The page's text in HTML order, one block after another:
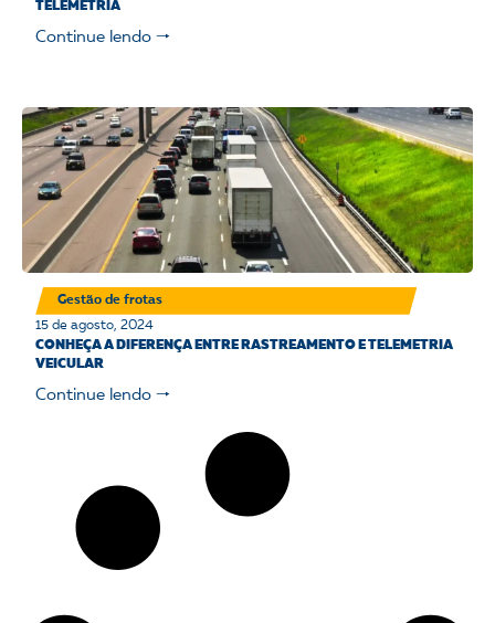
TELEMETRIA
Continue lendo 🠒
Gestão de frotas
15 de agosto, 2024
CONHEÇA A DIFERENÇA ENTRE RASTREAMENTO E TELEMETRIA
VEICULAR
Continue lendo 🠒